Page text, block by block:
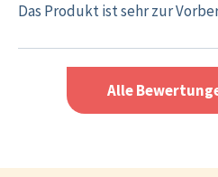
Das Produkt ist sehr zur
Alle